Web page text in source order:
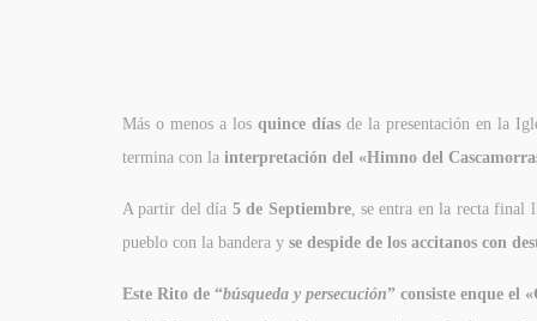
Más o menos a losquince días de la presentación en la
termina con la interpretación del «Himno del
A partir del día 5 de Septiembre, se entra en la recta final
pueblo con la bandera y se despide de los accitanos con
Este Rito de “búsqueda y persecución” consiste enque el